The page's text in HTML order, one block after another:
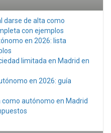
darse de alta como
con ejemplos
en 2026: lista
limitada en Madrid en
en 2026: guía
autónomo en Madrid